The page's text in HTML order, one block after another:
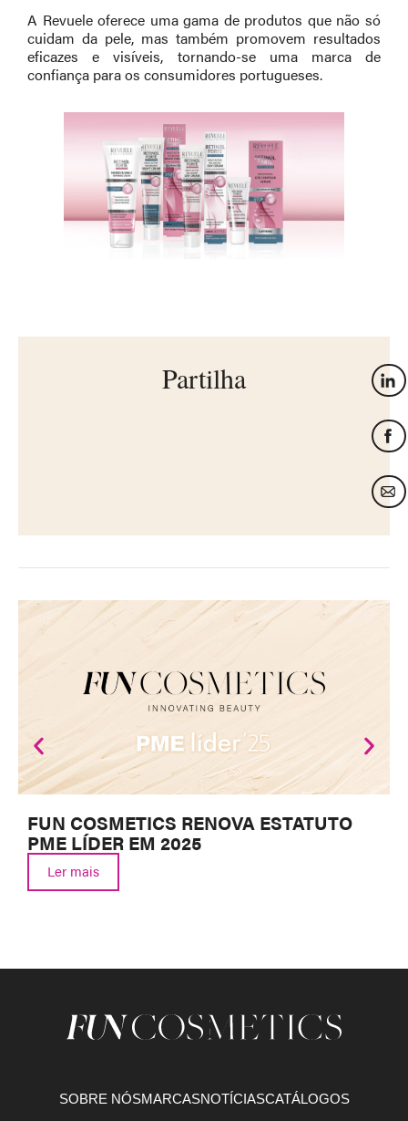
A Revuele oferece uma gama de produtos que não só
cuidam da pele, mas também promovem resultados
eficazes e visíveis, tornando-se uma marca de
confiança para os consumidores portugueses.
Partilha
FUN COSMETICS RENOVA ESTATUTO
PME LÍDER EM 2025
Ler mais
SOBRE NÓSMARCASNOTÍCIASCATÁLOGOS